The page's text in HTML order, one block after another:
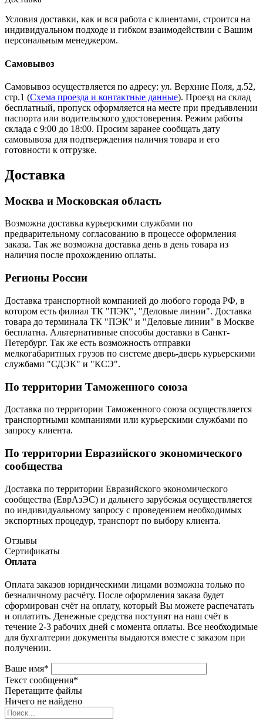
Условия доставки, как и вся работа с клиентами, строится на
индивидуальном подходе и гибком взаимодействии с Вашим
персональным менеджером.
Самовывоз
Самовывоз осуществляется по адресу: ул. Верхние Поля, д.52,
стр.1 (Схема проезда и контактные данные). Проезд на склад
бесплатный, пропуск оформляется на месте при предъявлении
паспорта или водительского удостоверения. Режим работы
склада с 9:00 до 18:00. Просим заранее сообщать дату
самовывоза для подтверждения наличия товара и его
готовности к отгрузке.
Доставка
Москва и Московская область
Возможна доставка курьерскими службами по
предварительному согласованию в процессе оформления
заказа. Так же возможна доставка день в день товара из
наличия после прохождению оплаты.
Регионы России
Доставка транспортной компанией до любого города РФ, в
котором есть филиал ТК "ПЭК", "Деловые линии". Доставка
товара до терминала ТК "ПЭК" и "Деловые линии" в Москве
бесплатна. Альтернативные способы доставки в Санкт-
Петербург. Так же есть возможность отправки
мелкогабаритных грузов по системе дверь-дверь курьерскими
службами "СДЭК" и "КСЭ".
По территории Таможенного союза
Доставка по территории Таможенного союза осуществляется
транспортными компаниями или курьерскими службами по
запросу клиента.
По территории Евразийского экономического
сообщества
Доставка по территории Евразийского экономического
сообщества (ЕврАзЭС) и дальнего зарубежья осуществляется
по индивидуальному запросу с проведением необходимых
экспортных процедур, транспорт по выбору клиента.
Отзывы
Сертификаты
Оплата
Оплата заказов юридическими лицами возможна только по
безналичному расчёту. После оформления заказа будет
сформирован счёт на оплату, который Вы можете распечатать
и оплатить. Денежные средства поступят на наш счёт в
течение 2-3 рабочих дней с момента оплаты. Все необходимые
для бухгалтерии документы выдаются вместе с заказом при
получении.
Ваше имя*
Текст сообщения*
Перетащите файлы
Ничего не найдено